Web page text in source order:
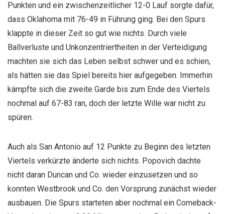
Punkten und ein zwischenzeitlicher 12-0 Lauf sorgte dafür,
dass Oklahoma mit 76-49 in Führung ging. Bei den Spurs
klappte in dieser Zeit so gut wie nichts. Durch viele
Ballverluste und Unkonzentriertheiten in der Verteidigung
machten sie sich das Leben selbst schwer und es schien,
als hätten sie das Spiel bereits hier aufgegeben. Immerhin
kämpfte sich die zweite Garde bis zum Ende des Viertels
nochmal auf 67-83 ran, doch der letzte Wille war nicht zu
spüren.
Auch als San Antonio auf 12 Punkte zu Beginn des letzten
Viertels verkürzte änderte sich nichts. Popovich dachte
nicht daran Duncan und Co. wieder einzusetzen und so
konnten Westbrook und Co. den Vorsprung zunächst wieder
ausbauen. Die Spurs starteten aber nochmal ein Comeback-